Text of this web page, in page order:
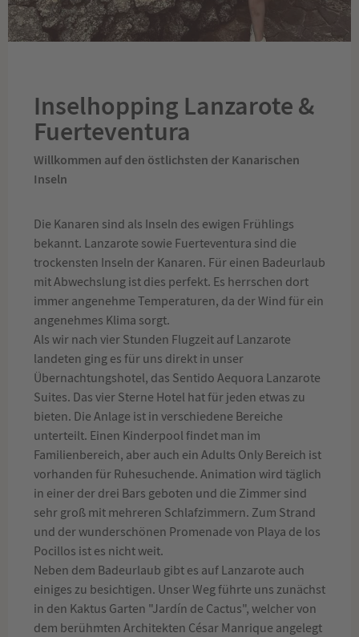
Inselhopping Lanzarote &
Fuerteventura
Willkommen auf den östlichsten der Kanarischen
Inseln
Die Kanaren sind als Inseln des ewigen Frühlings
bekannt. Lanzarote sowie Fuerteventura sind die
trockensten Inseln der Kanaren. Für einen Badeurlaub
mit Abwechslung ist dies perfekt. Es herrschen dort
immer angenehme Temperaturen, da der Wind für ein
angenehmes Klima sorgt.
Als wir nach vier Stunden Flugzeit auf Lanzarote
landeten ging es für uns direkt in unser
Übernachtungshotel, das Sentido Aequora Lanzarote
Suites. Das vier Sterne Hotel hat für jeden etwas zu
bieten. Die Anlage ist in verschiedene Bereiche
unterteilt. Einen Kinderpool findet man im
Familienbereich, aber auch ein Adults Only Bereich ist
vorhanden für Ruhesuchende. Animation wird täglich
in einer der drei Bars geboten und die Zimmer sind
sehr groß mit mehreren Schlafzimmern. Zum Strand
und der wunderschönen Promenade von Playa de los
Pocillos ist es nicht weit.
Neben dem Badeurlaub gibt es auf Lanzarote auch
einiges zu besichtigen. Unser Weg führte uns zunächst
in den Kaktus Garten "Jardín de Cactus", welcher von
dem berühmten Architekten César Manrique angelegt